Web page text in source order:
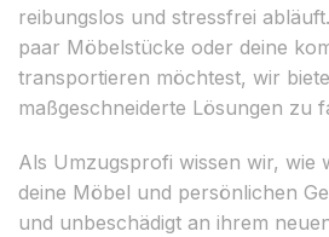
reibungslos und stressfrei
paar Möbelstücke oder deine
transportieren möchtest, wir
maßgeschneiderte Lösungen zu
Als Umzugsprofi wissen wir, wie
deine Möbel und persönlichen
und unbeschädigt an ihrem